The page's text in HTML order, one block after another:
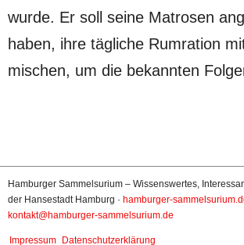
wurde. Er soll seine Matrosen
haben, ihre tägliche Rumration
mischen, um die bekannten
Hamburger Sammelsurium – Wissenswertes,
der Hansestadt Hamburg · hamburger-
kontakt@hamburger-sammelsurium.de
Impressum Datenschutzerklärung